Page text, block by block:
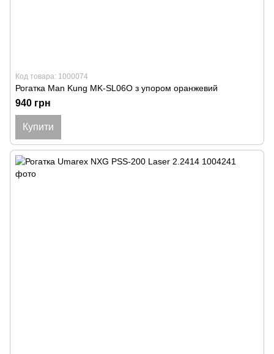
Код товара: 1000074
Рогатка Man Kung MK-SL06O з упором оранжевий
940 грн
Купити